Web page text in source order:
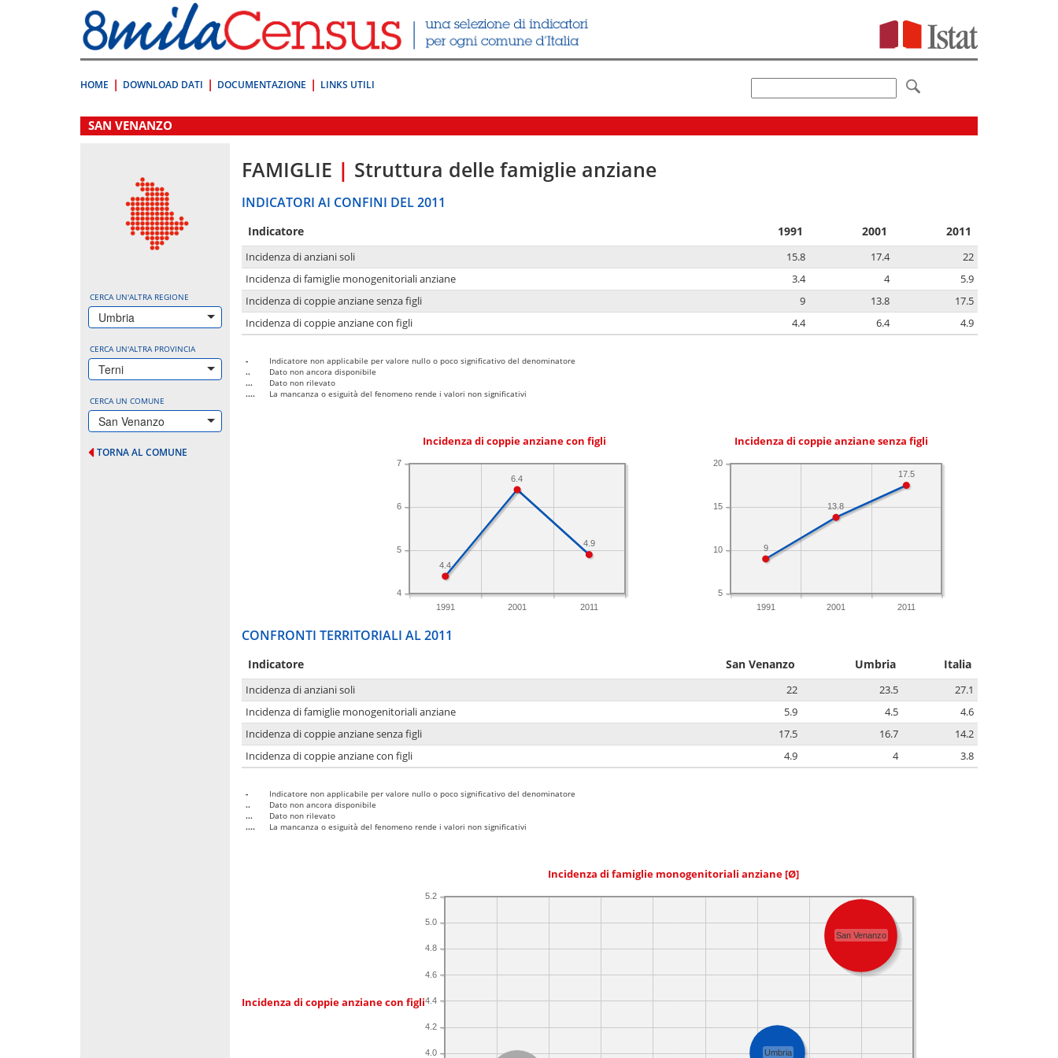
direttamente
a:
Contenuto
HOME DOWNLOAD DATI DOCUMENTAZIONE LINKS UTILI
.
SAN VENANZO
CERCA UN'ALTRA REGIONE
Umbria
CERCA UN'ALTRA PROVINCIA
Terni
CERCA UN COMUNE
San Venanzo
TORNA AL COMUNE
FAMIGLIE | Struttura delle famiglie anziane
INDICATORI AI CONFINI DEL 2011
Indicatore 1991 2001 2011
Incidenza di anziani soli 15.8 17.4
22
Incidenza di famiglie monogenitoriali anziane
3.4 4
5.9
Incidenza di coppie anziane senza figli
9 13.8
17.5
Incidenza di coppie anziane con figli
4.4 6.4 4.9
-
Indicatore non applicabile per valore nullo o poco significativo del denominatore
..
Dato non ancora disponibile
...
Dato non rilevato
....
La mancanza o esiguità del fenomeno rende i valori non significativi
Incidenza di coppie anziane con figli
1991 2001 2011
4
5
6
7
4.9
6.4
4.4
Incidenza di coppie anziane senza figli
1991 2001 2011
5
10
15
20
17.5
13.8
9
CONFRONTI TERRITORIALI AL 2011
Indicatore San Venanzo Umbria Italia
Incidenza di anziani soli 22 23.5
27.1
Incidenza di famiglie monogenitoriali anziane
5.9 4.5
4.6
Incidenza di coppie anziane senza figli
17.5 16.7
14.2
Incidenza di coppie anziane con figli
4.9 4 3.8
-
Indicatore non applicabile per valore nullo o poco significativo del denominatore
..
Dato non ancora disponibile
...
Dato non rilevato
....
La mancanza o esiguità del fenomeno rende i valori non significativi
Incidenza di famiglie monogenitoriali anziane [Ø]
Incidenza di coppie anziane con figli
4.0
4.2
4.4
4.6
4.8
5.0
5.2
San Venanzo
Umbria